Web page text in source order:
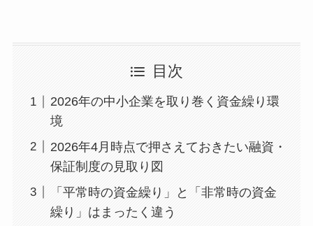
目次
2026年の中小企業を取り巻く資金繰り環
境
2026年4月時点で押さえておきたい融資・
保証制度の見取り図
「平常時の資金繰り」と「非常時の資金
繰り」はまったく違う